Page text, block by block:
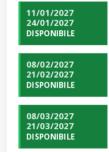
11/01/2027
24/01/2027
DISPONIBILE
08/02/2027
21/02/2027
DISPONIBILE
08/03/2027
21/03/2027
DISPONIBILE